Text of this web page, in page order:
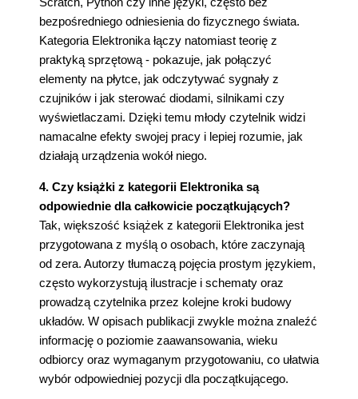
bezpośredniego odniesienia do fizycznego świata.
Kategoria Elektronika łączy natomiast teorię z
praktyką sprzętową - pokazuje, jak połączyć
elementy na płytce, jak odczytywać sygnały z
czujników i jak sterować diodami, silnikami czy
wyświetlaczami. Dzięki temu młody czytelnik widzi
namacalne efekty swojej pracy i lepiej rozumie, jak
działają urządzenia wokół niego.
4. Czy książki z kategorii Elektronika są
odpowiednie dla całkowicie początkujących?
Tak, większość książek z kategorii Elektronika jest
przygotowana z myślą o osobach, które zaczynają
od zera. Autorzy tłumaczą pojęcia prostym językiem,
często wykorzystują ilustracje i schematy oraz
prowadzą czytelnika przez kolejne kroki budowy
układów. W opisach publikacji zwykle można znaleźć
informację o poziomie zaawansowania, wieku
odbiorcy oraz wymaganym przygotowaniu, co ułatwia
wybór odpowiedniej pozycji dla początkującego.